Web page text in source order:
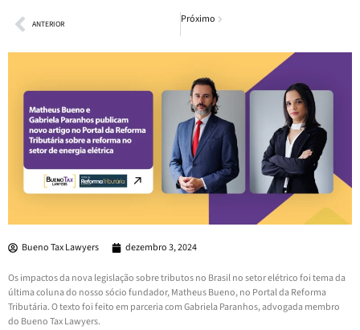
ANTERIOR Próximo
Bueno Tax Lawyers dezembro 3, 2024
Os impactos da nova legislação sobre tributos no Brasil no setor elétrico foi tema da
última coluna do nosso sócio fundador, Matheus Bueno, no Portal da Reforma
Tributária. O texto foi feito em parceria com Gabriela Paranhos, advogada membro
do Bueno Tax Lawyers.